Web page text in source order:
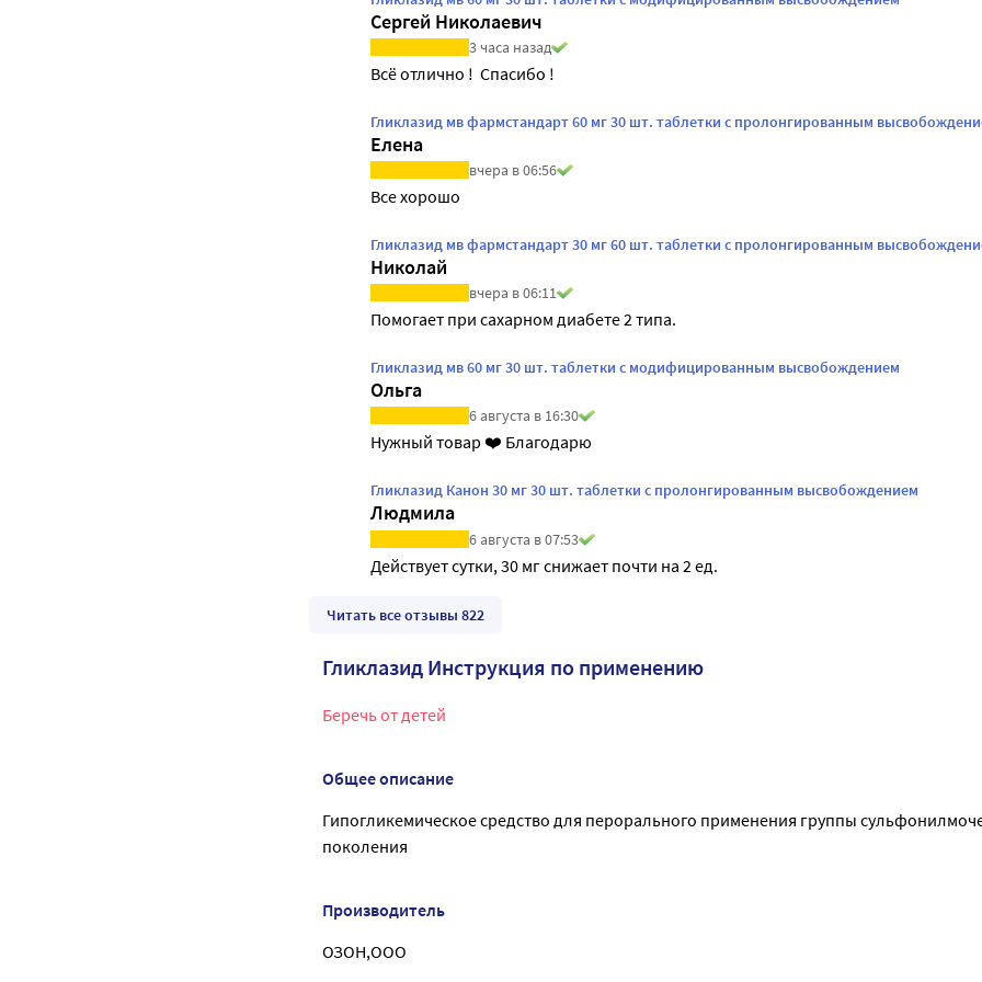
Сергей Николаевич
3 часа назад
Всё отлично !  Спасибо !
Гликлазид мв фармстандарт 60 мг 30 шт. таблетки с пролонгированным
Елена
вчера в 06:56
Все хорошо
Гликлазид мв фармстандарт 30 мг 60 шт. таблетки с пролонгированным
Николай
вчера в 06:11
Помогает при сахарном диабете 2 типа.
Гликлазид мв 60 мг 30 шт. таблетки с модифицированным высвобождением
Ольга
6 августа в 16:30
Нужный товар ❤️ Благодарю
Гликлазид Канон 30 мг 30 шт. таблетки с пролонгированным высвобождением
Людмила
6 августа в 07:53
Действует сутки, 30 мг снижает почти на 2 ед.
Читать все отзывы 822
Гликлазид Инструкция по применению
Беречь от детей
Общее описание
Гипогликемическое средство для перорального применения группы
поколения
Производитель
ОЗОН,ООО